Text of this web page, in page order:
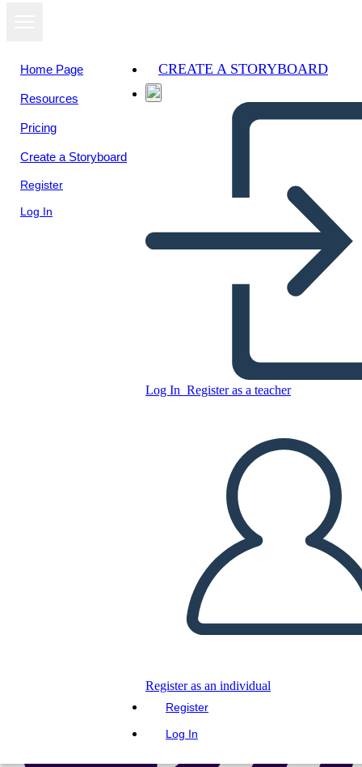
Home Page
Resources
Pricing
Create a Storyboard
Register
Log In
CREATE A STORYBOARD
Log In Register as a teacher
Register as an individual
Register
Log In
התפשטות טריטוריאלית בארה"ב
- רכישת לואיזיאנה 1803
Copy this Storyboard
CREATE A STORYBOARD
PLAY SLIDESHOW
READ TO ME